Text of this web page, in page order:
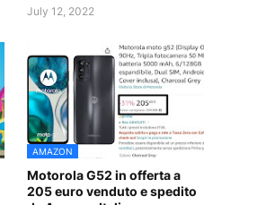
July 12, 2022
AMAZON
Motorola G52 in offerta a
205 euro venduto e spedito